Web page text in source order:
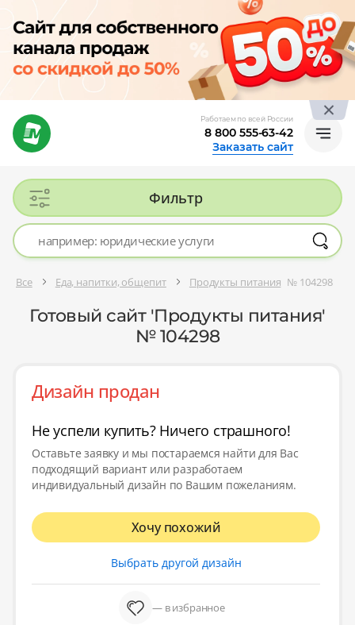
Работаем по всей России
8 800 555-63-42
Заказать сайт
Фильтр
Все Еда, напитки, общепит Продукты питания № 104298
Готовый сайт 'Продукты питания'
№ 104298
Дизайн продан
Не успели купить? Ничего страшного!
Оставьте заявку и мы постараемся найти для Вас
подходящий вариант или разработаем
индивидуальный дизайн по Вашим пожеланиям.
Хочу похожий
Выбрать другой дизайн
— в избранное